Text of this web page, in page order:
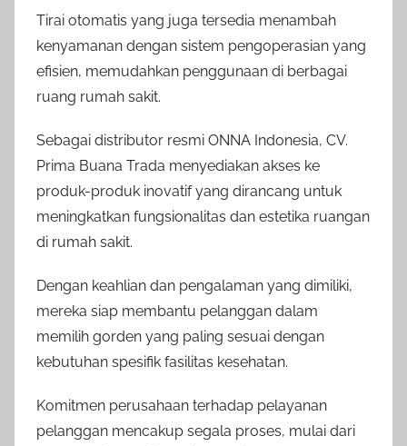
Tirai otomatis yang juga tersedia menambah
kenyamanan dengan sistem pengoperasian yang
efisien, memudahkan penggunaan di berbagai
ruang rumah sakit.
Sebagai distributor resmi ONNA Indonesia, CV.
Prima Buana Trada menyediakan akses ke
produk-produk inovatif yang dirancang untuk
meningkatkan fungsionalitas dan estetika ruangan
di rumah sakit.
Dengan keahlian dan pengalaman yang dimiliki,
mereka siap membantu pelanggan dalam
memilih gorden yang paling sesuai dengan
kebutuhan spesifik fasilitas kesehatan.
Komitmen perusahaan terhadap pelayanan
pelanggan mencakup segala proses, mulai dari